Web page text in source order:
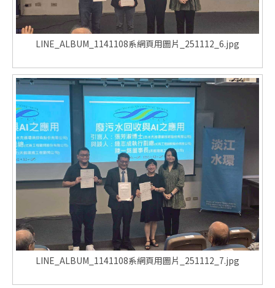
LINE_ALBUM_1141108系網頁用圖片_251112_6.jpg
LINE_ALBUM_1141108系網頁用圖片_251112_7.jpg